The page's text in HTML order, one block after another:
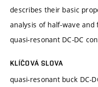
describes their basic
analysis of half-wave
quasi-resonant DC-DC
KLÍČOVÁ SLOVA
quasi-resonant buck DC-